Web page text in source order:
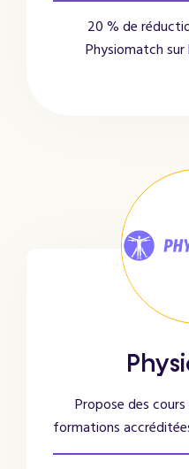
20 % de
Physiomatch sur
Propose des
formations